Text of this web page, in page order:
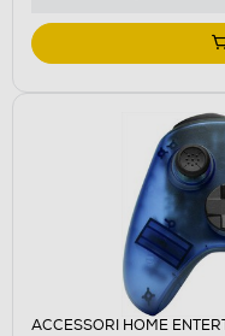
ACCESSORI HOME